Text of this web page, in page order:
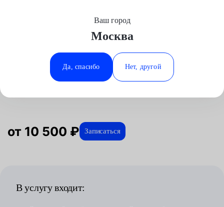
Минеральные Воды
Ростов-на-Дону
Ставрополь
Ваш город
Москва
Да, спасибо Нет, другой
ОтзывыАвтосервис
Замена сцепления Powershift для
Tesla в Москве
от 10 500 ₽ Записаться
В услугу входит: